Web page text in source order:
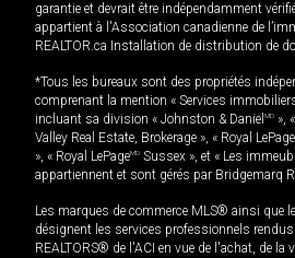
garantie et devrait être indépendamment
appartient à l'Association canadienne de
REALTOR.ca Installation de distribution de
*Tous les bureaux sont des propriétés
comprenant la mention « Services
incluant sa division « Johnston & Daniel MD »,
Valley Real Estate, Brokerage », « Royal LePage
», « Royal LePageMD Sussex », et « Les
appartiennent et sont gérés par Bridgemarq
Les marques de commerce MLS® ainsi que
désignent les services professionnels
REALTORS® de l'ACI en vue de l'achat, de la